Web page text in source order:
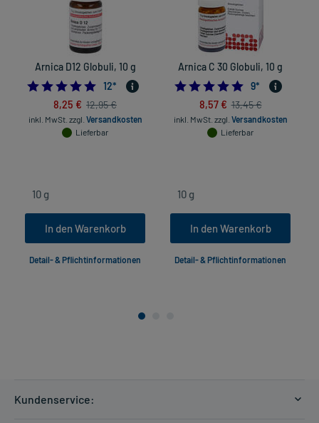
Arnica D12 Globuli, 10 g
5.0
12*
8,25 € 12,95 €
inkl. MwSt. zzgl. Versandkosten
Lieferbar
In den Warenkorb
Detail- & Pflichtinformationen
Arnica C 30 Globuli, 10 g
9*
8,57 € 13,45 €
inkl. MwSt. zzgl. Versandkosten
Lieferbar
In den Warenkorb
Detail- & Pflichtinformationen
Kundenservice: